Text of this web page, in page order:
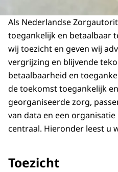
Als Nederlandse
toegankelijk en betaalbaar
wij toezicht en geven wij
vergrijzing en blijvende
betaalbaarheid en
de toekomst toegankelijk
georganiseerde zorg,
van data en een
centraal. Hieronder leest u
Toezicht